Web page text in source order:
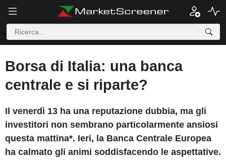
Borsa di Italia: una banca
centrale e si riparte?
Il venerdì 13 ha una reputazione dubbia, ma gli
investitori non sembrano particolarmente ansiosi
questa mattina*. Ieri, la Banca Centrale Europea
ha calmato gli animi soddisfacendo le aspettative.